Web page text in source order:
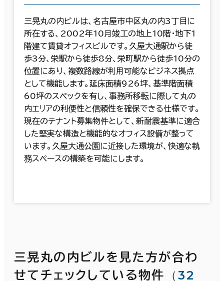
三晃丸の内ビルは、名古屋市中区丸の内3丁目に
所在する、2002年10月竣工の地上10階・地下1
階建て賃貸オフィスビルです。久屋大通駅から徒
歩3分、栄駅から徒歩8分、栄町駅から徒歩10分の
位置にあり、複数路線が利用可能なビジネス拠点
として機能します。延床面積926坪、基準階面積
60坪のスペックを有し、事務所移転に際して丸の
内エリアの利便性と信頼性を確保できる仕様です。
現在のテナント募集物件として、新耐震基準に適合
した堅実な構造と機能的なオフィス設備が整って
います。久屋大通公園に近接した環境が、快適な執
務スペースの構築を可能にします。
三晃丸の内ビルを見た方が合わ
せてチェックしている物件
（32